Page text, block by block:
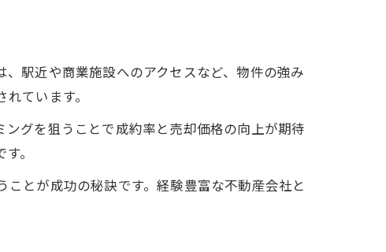
駅近や商業施設へのアクセスなど、物件の強み
ています。
グを狙うことで成約率と売却価格の向上が期待
。
とが成功の秘訣です。経験豊富な不動産会社と